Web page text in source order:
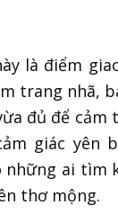
là điểm
trang nhã,
đủ để cảm
giác yên
ai tìm
thơ mộng.